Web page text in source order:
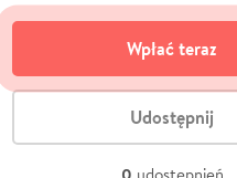
Wpłać teraz
Udostępnij